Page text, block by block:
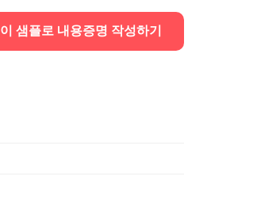
이 샘플로 내용증명 작성하기